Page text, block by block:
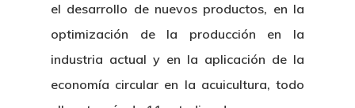
el desarrollo de nuevos productos, en la
optimización de la producción en la
industria actual y en la aplicación de la
economía circular en la acuicultura, todo